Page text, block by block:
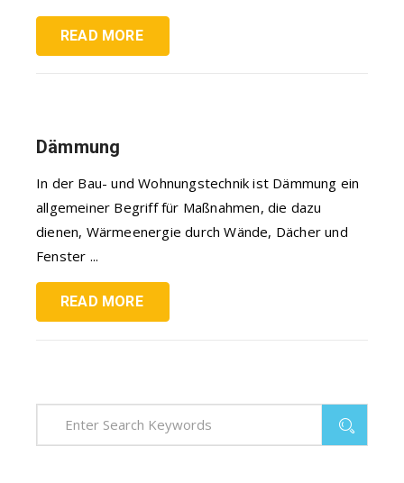
READ MORE
Dämmung
In der Bau- und Wohnungstechnik ist Dämmung ein
allgemeiner Begriff für Maßnahmen, die dazu
dienen, Wärmeenergie durch Wände, Dächer und
Fenster ...
READ MORE